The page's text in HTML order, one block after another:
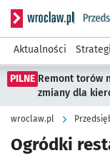
Serwis
Aktualności
PILNE Remont torów
zmiany dla
wroclaw.pl
Ogródki